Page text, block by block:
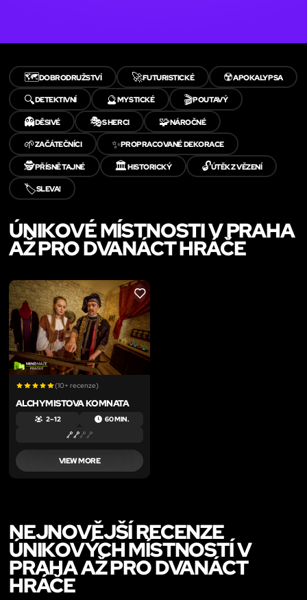
🗺️DOBRODRUŽSTVÍ 🚀FUTURISTICKÉ ☢️APOKALYPSA
🔍DETEKTIVNÍ 🔮MYSTICKÉ 🎬POUTAVÝ
👻DĚSIVÉ 🎭S HERCI 🧩NÁROČNÉ
🌱ZAČÁTEČNÍCI ✨PROPRACOVANÉ DEKORACE
🕵️PŘÍSNĚ TAJNÉ 🏛️HISTORICKÝ 🔓ÚTĚK Z VĚZENÍ
🏷️SLEVA!
ÚNIKOVÉ MÍSTNOSTI V PRAHA
AŽ PRO DVANÁCT HRÁČE
LIKE
(10+ recenze)
ALCHYMISTOVA KOMNATA
2 – 12 60 MIN.
VIEW MORE
NEJNOVĚJŠÍ RECENZE
ÚNIKOVÝCH MÍSTNOSTÍ V
PRAHA AŽ PRO DVANÁCT
HRÁČE